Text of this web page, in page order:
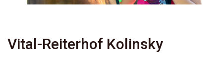
Vital-Reiterhof Kolinsky